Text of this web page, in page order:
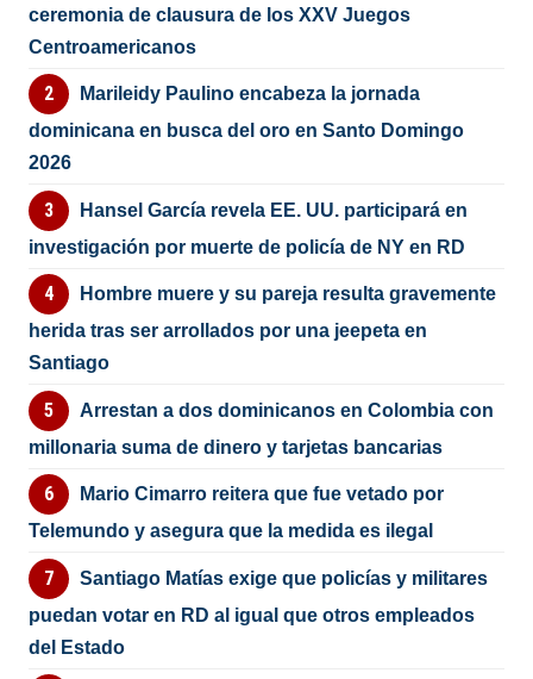
ceremonia de clausura de los XXV Juegos
Centroamericanos
Marileidy Paulino encabeza la jornada
dominicana en busca del oro en Santo Domingo
2026
Hansel García revela EE. UU. participará en
investigación por muerte de policía de NY en RD
Hombre muere y su pareja resulta gravemente
herida tras ser arrollados por una jeepeta en
Santiago
Arrestan a dos dominicanos en Colombia con
millonaria suma de dinero y tarjetas bancarias
Mario Cimarro reitera que fue vetado por
Telemundo y asegura que la medida es ilegal
Santiago Matías exige que policías y militares
puedan votar en RD al igual que otros empleados
del Estado